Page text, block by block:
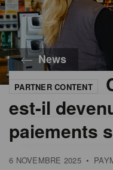
News
PARTNER CONTENT
est-il
paiements
6 NOVEMBRE 2025 •